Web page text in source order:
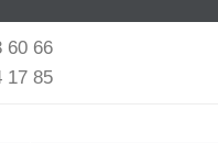
60 66
17 85